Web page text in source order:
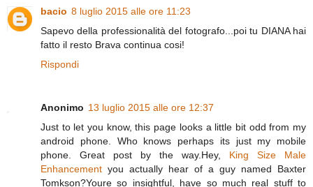
bacio 8 luglio 2015 alle ore 11:23
Sapevo della professionalità del fotografo...poi tu DIANA hai
fatto il resto Brava continua cosi!
Rispondi
Anonimo 13 luglio 2015 alle ore 12:37
Just to let you know, this page looks a little bit odd from my
android phone. Who knows perhaps its just my mobile
phone. Great post by the way.Hey, King Size Male
Enhancement you actually hear of a guy named Baxter
Tomkson?Youre so insightful, have so much real stuff to